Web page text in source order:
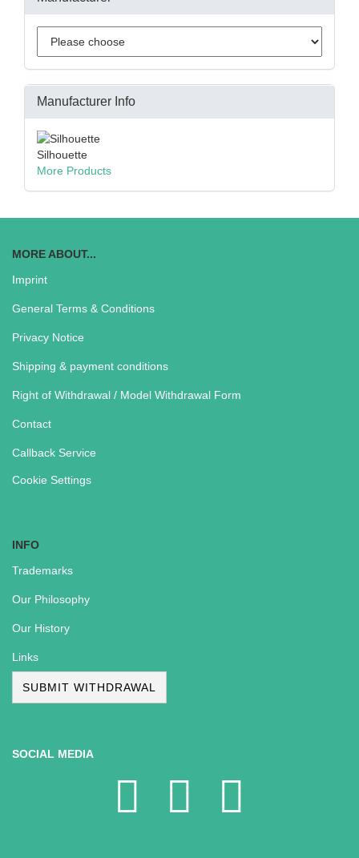
Manufacturer Info
Silhouette
More Products
MORE ABOUT...
Imprint
General Terms & Conditions
Privacy Notice
Shipping & payment conditions
Right of Withdrawal / Model Withdrawal Form
Contact
Callback Service
Cookie Settings
INFO
Trademarks
Our Philosophy
Our History
Links
SUBMIT WITHDRAWAL
SOCIAL MEDIA